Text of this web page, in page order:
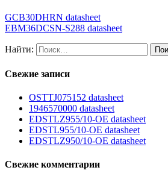
GCB30DHRN datasheet
EBM36DCSN-S288 datasheet
Найти:
Свежие записи
OSTTJ075152 datasheet
1946570000 datasheet
EDSTLZ955/10-OE datasheet
EDSTL955/10-OE datasheet
EDSTLZ950/10-OE datasheet
Свежие комментарии